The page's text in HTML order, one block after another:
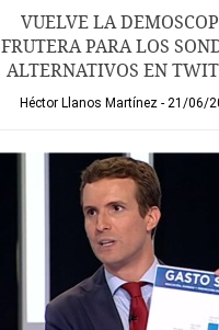
VUELVE LA
FRUTERA PARA LOS
ALTERNATIVOS EN
Héctor Llanos Martínez 21/06/